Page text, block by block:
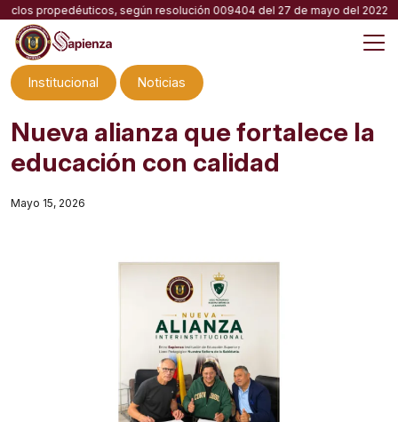
Skip
content
propedéuticos, según resolución 009404 del 27 de mayo del 2022
Institucional Noticias
Nueva alianza que fortalece la
educación con calidad
Mayo 15, 2026